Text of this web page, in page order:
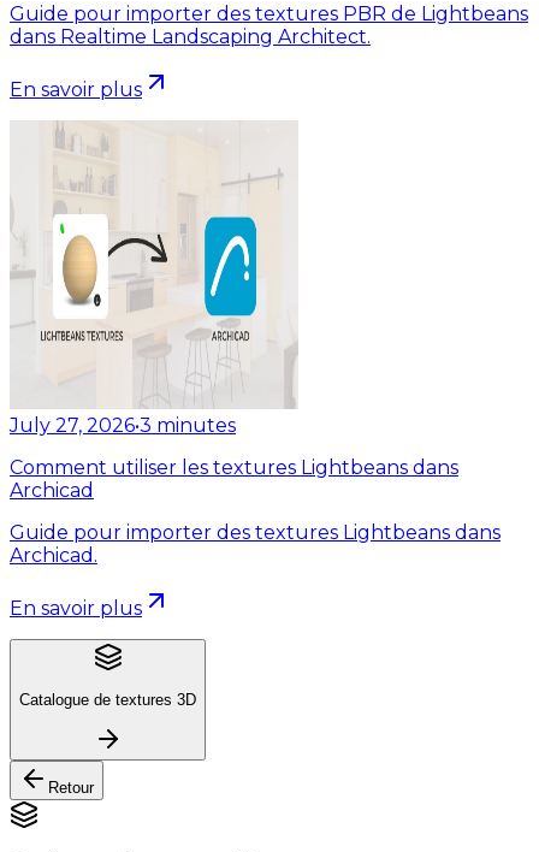
Guide pour importer des textures PBR de Lightbeans
dans Realtime Landscaping Architect.
En savoir plus
July 27, 2026•3 minutes
Comment utiliser les textures Lightbeans dans
Archicad
Guide pour importer des textures Lightbeans dans
Archicad.
En savoir plus
Catalogue de textures 3D
Retour